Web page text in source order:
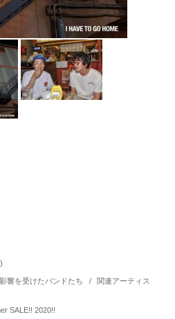
響を受けたバンドたち /
関連アーティス
SALE!! 2020!!